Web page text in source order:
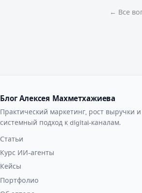
← Все
Блог Алексея Махметхажиева
Практический маркетинг, рост выручки и
системный подход к digital-каналам.
Статьи
Курс ИИ-агенты
Кейсы
Портфолио